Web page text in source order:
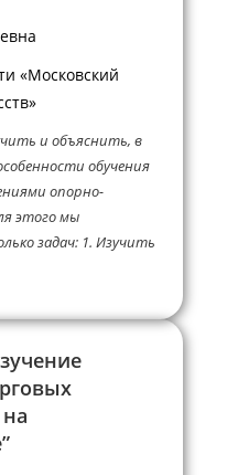
«Московский
и объяснить, в
обучения
опорно-
этого мы
задач: 1. Изучить